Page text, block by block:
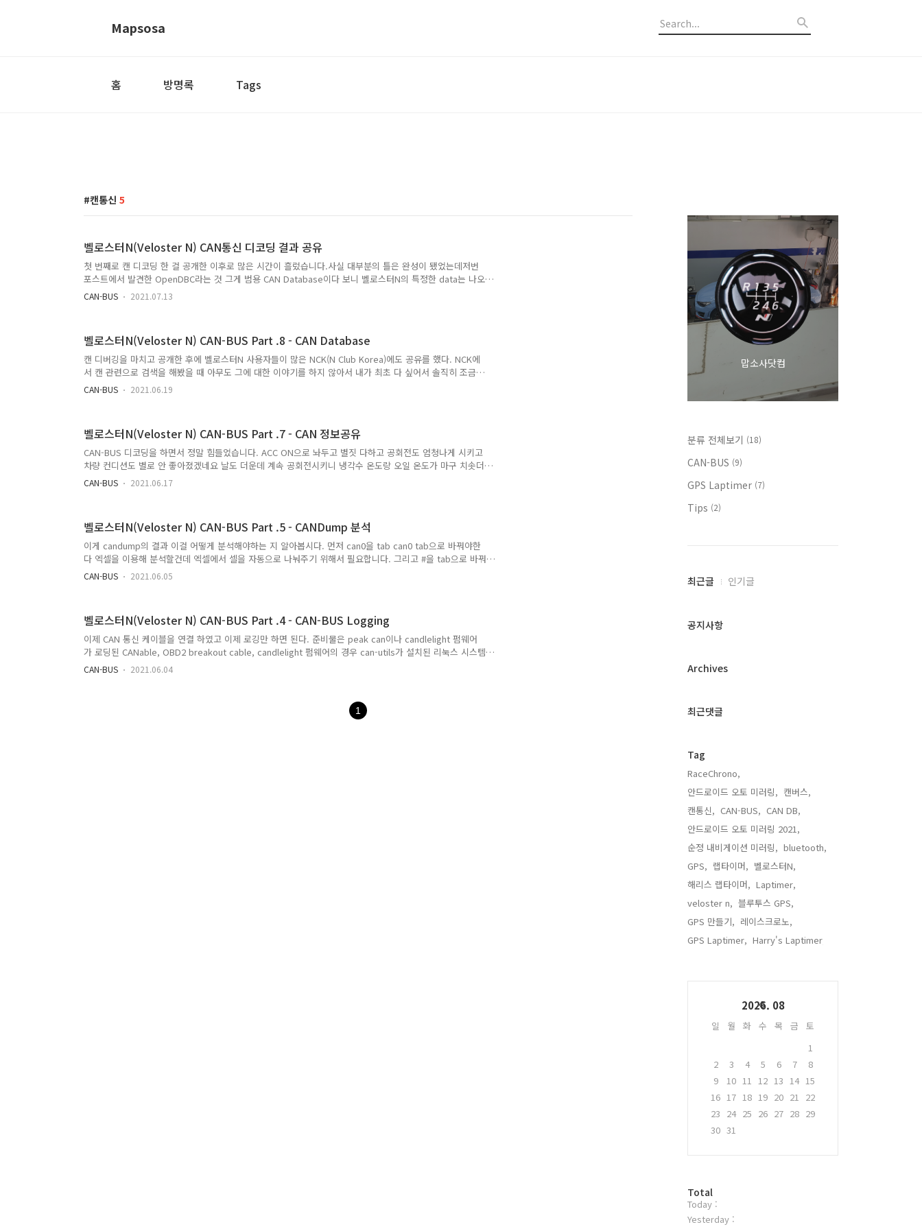
Mapsosa
홈 방명록 Tags
캔통신 5
벨로스터N(Veloster N) CAN통신 디코딩 결과 공유
첫 번째로 캔 디코딩 한 걸 공개한 이후로 많은 시간이 흘렀습니다.사실 대부분의 틀은 완성이 됐었는데저번
포스트에서 발견한 OpenDBC라는 것 그게 범용 CAN Database이다 보니 벨로스터N의 특정한 data는 나오
지 않는 게 흠이어서 LSD라던가 하는 것들을 찾아보려고 노력하느라 늦었습니다. 아래 부분은 2021.11.24일
개에 휠 G센서가 ..
CAN-BUS 2021.07.13
벨로스터N(Veloster N) CAN-BUS Part .8 - CAN Database
캔 디버깅을 마치고 공개한 후에 벨로스터N 사용자들이 많은 NCK(N Club Korea)에도 공유를 했다. NCK에
서 캔 관련으로 검색을 해봤을 때 아무도 그에 대한 이야기를 하지 않아서 내가 최초 다 싶어서 솔직히 조금
자랑스럽게 공개를 했는데 댓글에 이런 댓글이 달렸다. 해당 링크는
환한 CAN ID이고 SG_ SAS_Angle은 CAN의 설명 그리고 0|16은..
CAN-BUS 2021.06.19
벨로스터N(Veloster N) CAN-BUS Part .7 - CAN 정보공유
CAN-BUS 디코딩을 하면서 정말 힘들었습니다. ACC ON으로 놔두고 별짓 다하고 공회전도 엄청나게 시키고
차량 컨디션도 별로 안 좋아졌겠네요 날도 더운데 계속 공회전시키니 냉각수 온도랑 오일 온도가 마구 치솟더
군요 그래도 캔통신 해독하는게 은근히 재밌긴 하더군요. 저야 이미 저질러 버린 게 너무 많아서 그냥 하다보
느 정도 해놓았으니 정확하진 않은 값이라도 필요하시면 쓰세요.(일단은 수동 모..
CAN-BUS 2021.06.17
벨로스터N(Veloster N) CAN-BUS Part .5 - CANDump 분석
이게 candump의 결과 이걸 어떻게 분석해야하는 지 알아봅시다. 먼저 can0을 tab can0 tab으로 바꿔야한
다 엑셀을 이용해 분석할건데 엑셀에서 셀을 자동으로 나눠주기 위해서 필요합니다. 그리고 #을 tab으로 바꿔
줍니다. #앞에 있는 문자가 우리가 찾는 CAN ID입니다. 그리고 셀 서식에서 전부 텍스트로 변경해준다음 값
를 하게 되면 함수가 아니게 되기 때문에 행이 바..
CAN-BUS 2021.06.05
벨로스터N(Veloster N) CAN-BUS Part .4 - CAN-BUS Logging
이제 CAN 통신 케이블을 연결 하였고 이제 로깅만 하면 된다. 준비물은 peak can이나 candlelight 펌웨어
가 로딩된 CANable, OBD2 breakout cable, candlelight 펌웨어의 경우 can-utils가 설치된 리눅스 시스템
peak can 펌웨어의 경우 윈도우 시스템이 필요하다. 펌웨어 로딩 방법은 안드로이드 폰에 OTG를 이용해
운영체제에서는 동작을 하지 않는다. 그리고 꼭 안드로이드의 Chrome에서만 된다. 펌웨어 종류는 slcan 펌
CAN-BUS 2021.06.04
1
맙소사닷컴
분류 전체보기 (18)
CAN-BUS (9)
GPS Laptimer (7)
Tips (2)
최
과
글
최근글 인기글
공지사항
Archives
최근댓글
Tag
RaceChrono,
안드로이드 오토 미러링, 캔버스,
캔통신, CAN-BUS, CAN DB,
안드로이드 오토 미러링 2021,
순정 내비게이션 미러링, bluetooth,
GPS, 랩타이머, 벨로스터N,
해리스 랩타이머, Laptimer,
veloster n, 블루투스 GPS,
GPS 만들기, 레이스크로노,
GPS Laptimer, Harry's Laptimer,
2026. 08
일 월 화 수 목 금
토
1
2
3 4 5 6 7
8
9
10 11 12 13 14 15
16 17 18 19 20 21 22
23 24 25 26 27 28 29
30 31
방
문
자
Total
Today :
Yesterday :